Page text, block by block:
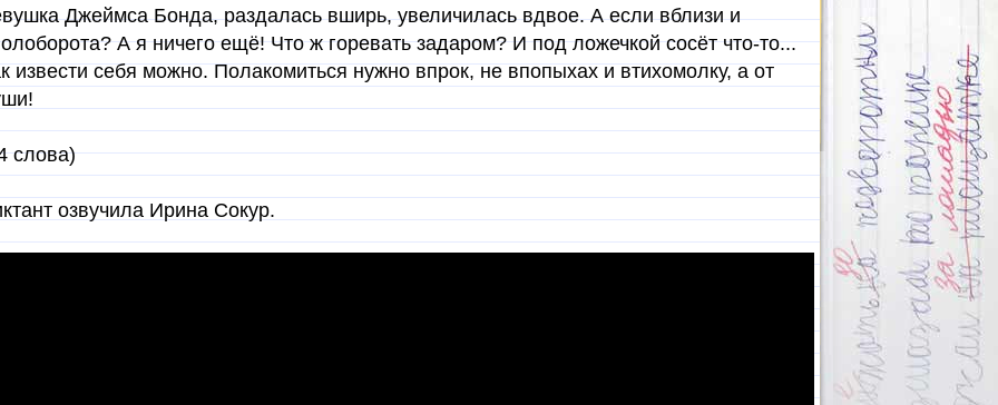
Джеймса Бонда, раздалась вширь, увеличилась вдвое. А если вблизи и
А я ничего ещё! Что ж горевать задаром? И под ложечкой сосёт что-то...
извести себя можно. Полакомиться нужно впрок, не впопыхах и втихомолку, а от
слова)
озвучила Ирина Сокур.